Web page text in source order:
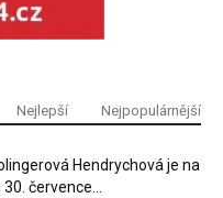
Nejlepší Nejpopulárnější
Hendrychová je na
července...